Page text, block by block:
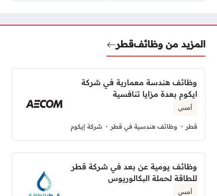
المزيد من وظائفقطر
وظائف هندسة معمارية في شركة
ايكوم بعدة مزايا تنافسية
أمس
قطر وظائف هندسية في قطر شركة إيكوم
وظائف يومية عن بعد في شركة قطر
للطاقة لحملة البكالوريوس
أمس